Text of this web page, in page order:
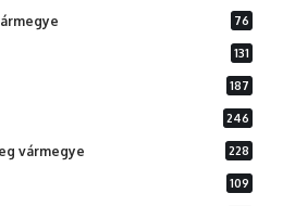
76
131
187
246
vármegye 228
109